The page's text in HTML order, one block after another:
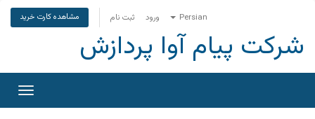
Persian ورود ثبت نام مشاهده کارت خرید
شرکت پیام آوا پردازش
تغییر